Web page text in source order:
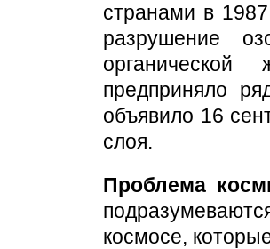
странами в
разрушение
предприняло
объявило 16
слоя.
Проблема
космосе,